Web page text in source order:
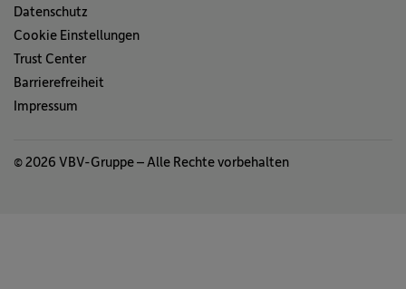
Datenschutz
Cookie Einstellungen
Trust Center
Barrierefreiheit
Impressum
© 2026 VBV-Gruppe – Alle Rechte vorbehalten